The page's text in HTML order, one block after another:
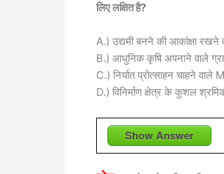
लिए लक्षित है?
A.) उद्यमी बनने की आकांक्षा रखने
B.) आधुनिक कृषि अपनाने वाले
C.) निर्यात प्रोत्साहन चाहने वाले
D.) विनिर्माण क्षेत्र के कुशल
Show Answer